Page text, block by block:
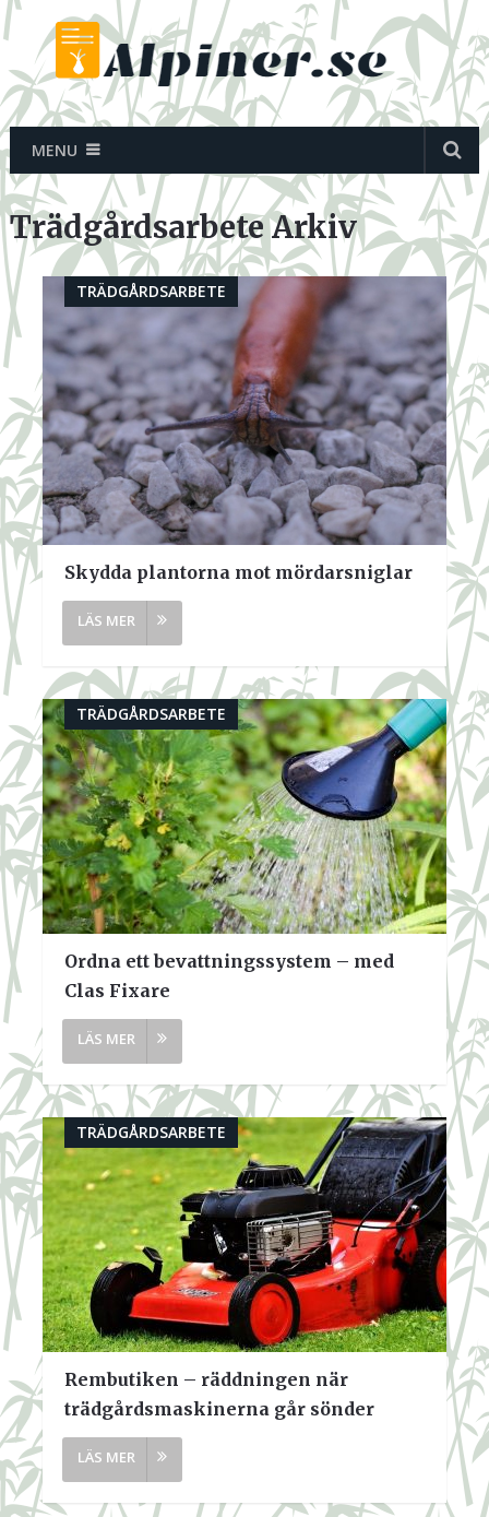
MENU
Trädgårdsarbete Arkiv
TRÄDGÅRDSARBETE
Skydda plantorna mot mördarsniglar
TRÄDGÅRDSARBETE
Ordna ett bevattningssystem – med
Clas Fixare
TRÄDGÅRDSARBETE
Rembutiken – räddningen när
trädgårdsmaskinerna går sönder